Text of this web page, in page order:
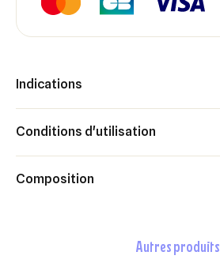
Indications
Conditions d'utilisation
Composition
autres produits
Créer une nouvelle liste